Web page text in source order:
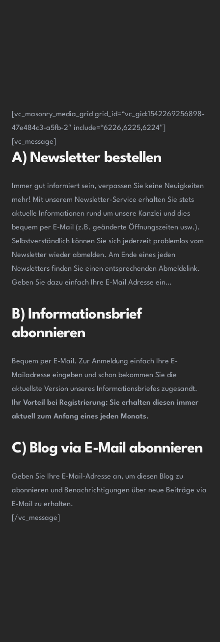
[vc_masonry_media_grid grid_id=“vc_gid:1542269256898-
47e484c3-a5fb-2″ include=“6226,6225,6224″]
[vc_message]
A) Newsletter bestellen
Immer gut informiert sein, verpassen Sie keine Neuigkeiten
mehr! Mit unserem Newsletter-Service erhalten Sie stets
aktuelle Informationen rund um unsere Kanzlei und dies
bequem per E-Mail (z.B. geänderte Öffnungszeiten usw.).
Selbstverständlich können Sie sich jederzeit problemlos vom
Newsletter wieder abmelden. Am Ende eines jeden
Newsletters finden Sie einen entsprechenden Abmeldelink.
Geben Sie dazu einfach Ihre E-Mail Adresse ein…
B) Informationsbrief
abonnieren
Bequem per E-Mail. Zur Anmeldung einfach Ihre E-
Mailadresse eingeben und schon bekommen Sie die
aktuellste Version unseres Informationsbriefes zugesandt.
Ihr Vorteil bei Registrierung: Sie erhalten diesen immer
aktuell zum Anfang eines jeden Monats.
C) Blog via E-Mail abonnieren
Geben Sie Ihre E-Mail-Adresse an, um diesen Blog zu
abonnieren und Benachrichtigungen über neue Beiträge via
E-Mail zu erhalten.
[/vc_message]